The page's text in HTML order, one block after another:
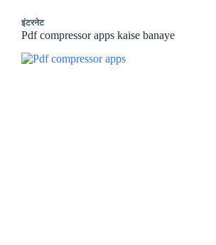
इंटरनेट
Pdf compressor apps kaise banaye